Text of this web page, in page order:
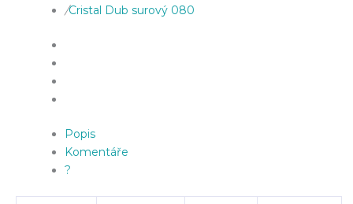
/Cristal Dub surový 080
Popis
Komentáře
?